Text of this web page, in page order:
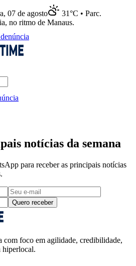
07 de agosto
31°C • Parc.
no ritmo de Manaus.
notícias da semana
para receber as principais notícias
Quero receber
com foco em agilidade, credibilidade,
hiperlocal.